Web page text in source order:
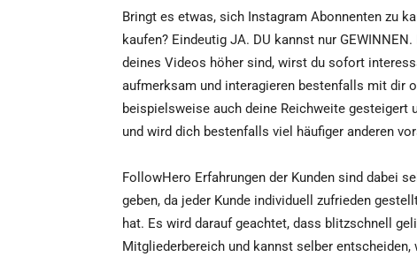
Bringt es etwas, sich Instagram Abonnenten zu
kaufen? Eindeutig JA. DU kannst nur
deines Videos höher sind, wirst du sofort
aufmerksam und interagieren bestenfalls mit dir
beispielsweise auch deine Reichweite
und wird dich bestenfalls viel häufiger anderen
FollowHero Erfahrungen der Kunden sind dabei
geben, da jeder Kunde individuell zufrieden
hat. Es wird darauf geachtet, dass blitzschnell
Mitgliederbereich und kannst selber